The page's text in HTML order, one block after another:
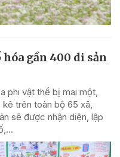
gần 400 di sản
phi vật thể bị mai một,
kê trên toàn bộ 65 xã,
sẽ được nhận diện, lập